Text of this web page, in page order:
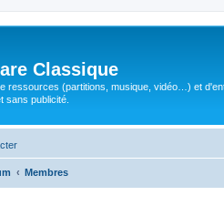
Classique
ressources (partitions, musique, vidéo…) et
sans publicité.
Membres